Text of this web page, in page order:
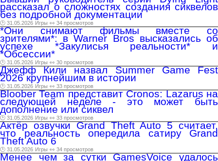
рассказал о сложностях создания сиквелов
без подробной документации
🕑 31.05.2026 Игры 👀 34 просмотров
*Они снимают фильмы вместе со
зрителями*: в Warner Bros высказались об
успехе *Закулисья реальности* и
*Обсессии*
🕑 31.05.2026 Игры 👀 30 просмотров
Джефф Кили назвал Summer Game Fest
2026 крупнейшим в истории
🕑 31.05.2026 Игры 👀 33 просмотров
Bloober Team представит Cronos: Lazarus на
следующей неделе - это может быть
дополнение или сиквел
🕑 31.05.2026 Игры 👀 33 просмотров
Актёр озвучки Grand Theft Auto 5 считает,
что реальность опередила сатиру Grand
Theft Auto 6
🕑 31.05.2026 Игры 👀 34 просмотров
Менее чем за сутки GamesVoice удалось